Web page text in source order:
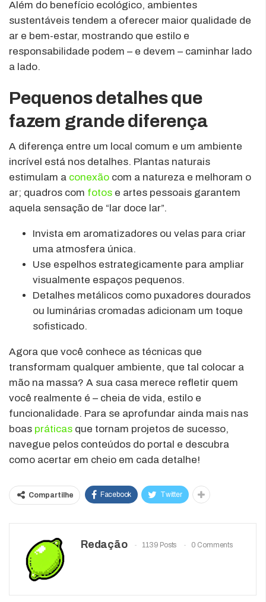
Além do benefício ecológico, ambientes
sustentáveis tendem a oferecer maior qualidade de
ar e bem-estar, mostrando que estilo e
responsabilidade podem – e devem – caminhar lado
a lado.
Pequenos detalhes que
fazem grande diferença
A diferença entre um local comum e um ambiente
incrível está nos detalhes. Plantas naturais
estimulam a conexão com a natureza e melhoram o
ar; quadros com fotos e artes pessoais garantem
aquela sensação de “lar doce lar”.
Invista em aromatizadores ou velas para criar
uma atmosfera única.
Use espelhos estrategicamente para ampliar
visualmente espaços pequenos.
Detalhes metálicos como puxadores dourados
ou luminárias cromadas adicionam um toque
sofisticado.
Agora que você conhece as técnicas que
transformam qualquer ambiente, que tal colocar a
mão na massa? A sua casa merece refletir quem
você realmente é – cheia de vida, estilo e
funcionalidade. Para se aprofundar ainda mais nas
boas práticas que tornam projetos de sucesso,
navegue pelos conteúdos do portal e descubra
como acertar em cheio em cada detalhe!
Compartilhe Facebook Twitter
Redação 1139 Posts 0 Comments